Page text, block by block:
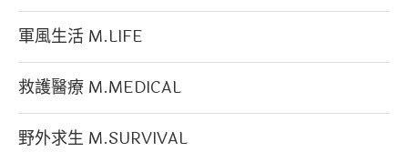
軍風生活 M.LIFE
救護醫療 M.MEDICAL
野外求生 M.SURVIVAL